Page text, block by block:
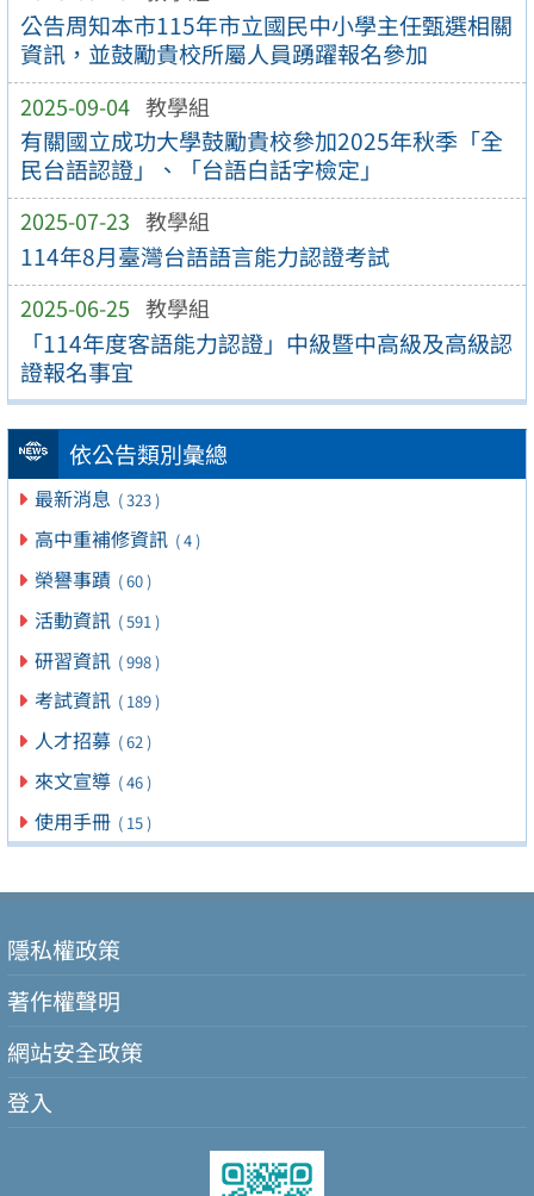
公告周知本市115年市立國民中小學主任甄選相關
資訊，並鼓勵貴校所屬人員踴躍報名參加
2025-09-04 教學組
有關國立成功大學鼓勵貴校參加2025年秋季「全
民台語認證」、「台語白話字檢定」
2025-07-23 教學組
114年8月臺灣台語語言能力認證考試
2025-06-25 教學組
「114年度客語能力認證」中級暨中高級及高級認
證報名事宜
依公告類別彙總
最新消息 ( 323 )
高中重補修資訊 ( 4 )
榮譽事蹟 ( 60 )
活動資訊 ( 591 )
研習資訊 ( 998 )
考試資訊 ( 189 )
人才招募 ( 62 )
來文宣導 ( 46 )
使用手冊 ( 15 )
隱私權政策
著作權聲明
網站安全政策
登入